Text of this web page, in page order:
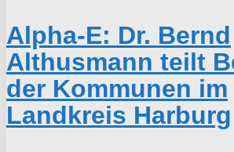
Alpha-E: Dr. Bernd
Althusmann teilt
der Kommunen im
Landkreis Harburg